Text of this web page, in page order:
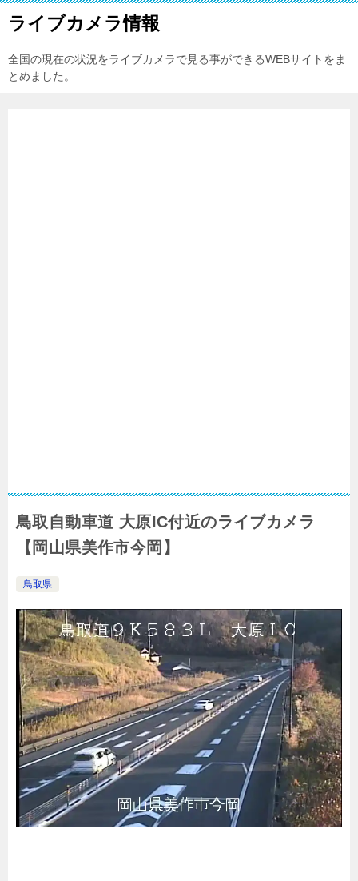
ライブカメラ情報
全国の現在の状況をライブカメラで見る事ができるWEBサイトをま
とめました。
鳥取自動車道 大原IC付近のライブカメラ
【岡山県美作市今岡】
鳥取県